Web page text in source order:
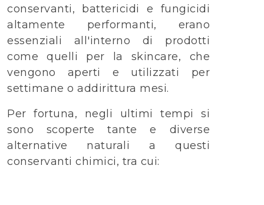
conservanti, battericidi e fungicidi
altamente performanti, erano
essenziali all'interno di prodotti
come quelli per la skincare, che
vengono aperti e utilizzati per
settimane o addirittura mesi.
Per fortuna, negli ultimi tempi si
sono scoperte tante e diverse
alternative naturali a questi
conservanti chimici, tra cui: